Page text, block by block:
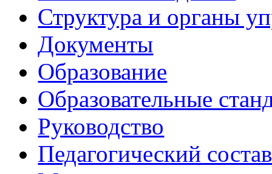
Структура и органы
Документы
Образование
Образовательные
Руководство
Педагогический состав